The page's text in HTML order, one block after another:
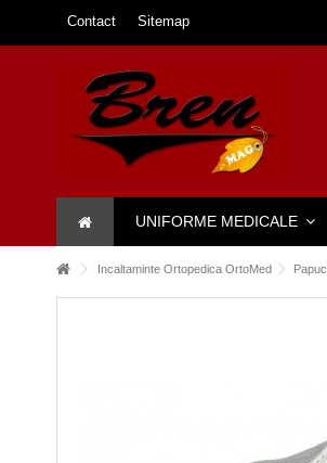
Contact Sitemap
UNIFORME MEDICALE
Incaltaminte Ortopedica OrtoMed